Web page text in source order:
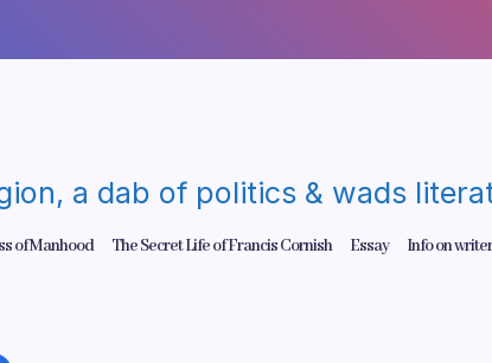
a dab of politics & wads
of Manhood The Secret Life of Francis Cornish Essay Info on writer